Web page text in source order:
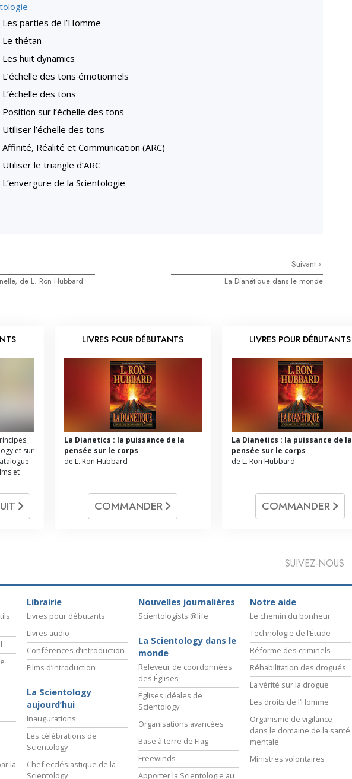
Les parties de l’Homme
Le thétan
Les huit dynamics
L’échelle des tons émotionnels
L’échelle des tons
Position sur l’échelle des tons
Utiliser l’échelle des tons
Affinité, Réalité et Communication (ARC)
Utiliser le triangle d’ARC
L’envergure de la Scientologie
de L. Ron Hubbard
Suivant
La Dianétique dans le monde
et sur
et
LIVRES POUR DÉBUTANTS
La Dianetics : la puissance de la
pensée sur le corps
de L. Ron Hubbard
COMMANDER
LIVRES POUR DÉBUTANTS
La Dianetics : la puissance de la
pensée sur le corps
de L. Ron Hubbard
COMMANDER
SUIVEZ-NOUS
la
Librairie
Livres pour débutants
Livres audio
Conférences d’introduction
Films d’introduction
La Scientology
aujourd’hui
Inaugurations
Les célébrations de
Scientology
Chef ecclésiastique de la
Scientology
Nouvelles journalières
Scientologists @life
La Scientology dans le
monde
Releveur de coordonnées
des Églises
Églises idéales de
Scientology
Organisations avancées
Base à terre de Flag
Freewinds
Apporter la Scientologie au
Notre aide
Le chemin du bonheur
Technologie de l’Étude
Réforme des criminels
Réhabilitation des drogués
La vérité sur la drogue
Les droits de l’Homme
Organisme de vigilance
dans le domaine de la santé
mentale
Ministres volontaires